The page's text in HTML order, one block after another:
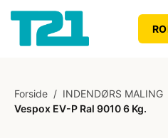
Forside / INDENDØRS MALING
Vespox EV-P Ral 9010 6 Kg.